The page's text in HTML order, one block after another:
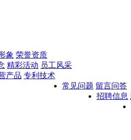
象 荣誉资质
精彩活动 员工风采
产品 专利技术
常见问题 留言问答
招聘信息